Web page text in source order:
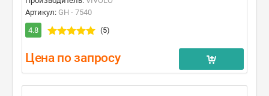
Артикул: GH - 7540
4.8
(5)
Цена по запросу